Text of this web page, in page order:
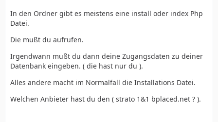
In den Ordner gibt es meistens eine install oder index Php
Datei.
Die mußt du aufrufen.
Irgendwann mußt du dann deine Zugangsdaten zu deiner
Datenbank eingeben. ( die hast nur du ).
Alles andere macht im Normalfall die Installations Datei.
Welchen Anbieter hast du den ( strato 1&1 bplaced.net ? ).